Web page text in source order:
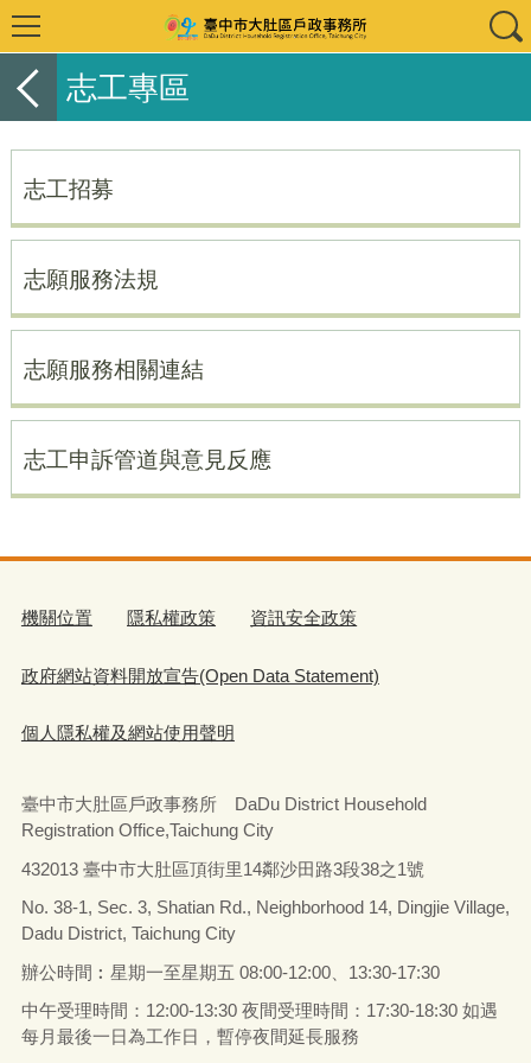
志工專區
志工招募
志願服務法規
志願服務相關連結
志工申訴管道與意見反應
機關位置 隱私權政策 資訊安全政策
政府網站資料開放宣告(Open Data Statement)
個人隱私權及網站使用聲明
臺中市大肚區戶政事務所 DaDu District Household
Registration Office,Taichung City
432013 臺中市大肚區頂街里14鄰沙田路3段38之1號
No. 38-1, Sec. 3, Shatian Rd., Neighborhood 14, Dingjie Village,
Dadu District, Taichung City
辦公時間︰星期一至星期五 08:00-12:00、13:30-17:30
中午受理時間：12:00-13:30 夜間受理時間：17:30-18:30 如遇
每月最後一日為工作日，暫停夜間延長服務